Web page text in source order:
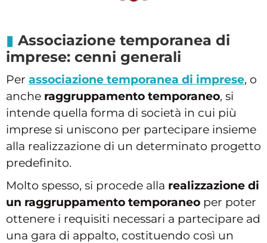
Associazione temporanea di
imprese: cenni generali
Per associazione temporanea di imprese, o
anche raggruppamento temporaneo, si
intende quella forma di società in cui più
imprese si uniscono per partecipare insieme
alla realizzazione di un determinato progetto
predefinito.
Molto spesso, si procede alla realizzazione di
un raggruppamento temporaneo per poter
ottenere i requisiti necessari a partecipare ad
una gara di appalto, costituendo così un